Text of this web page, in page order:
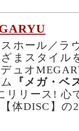
ホール／ラ
まスタイル
ュオ
『メガ・ベ
リリース! 心
体DISC】の